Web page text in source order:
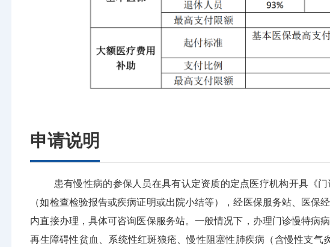
申请说明
患有慢性病的参保人员在具有认定资质的定点医疗机构开具《
（如检查检验报告或疾病证明或出院小结等），经医保服务站、医保
内直接办理，具体可咨询医保服务站。一般情况下，办理门诊慢特病
再生障碍性贫血、系统性红斑狼疮、慢性阻塞性肺疾病（含慢性支